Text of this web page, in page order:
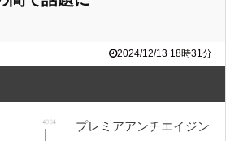
2024/12/13 18時31分
プレミアアンチエイジン